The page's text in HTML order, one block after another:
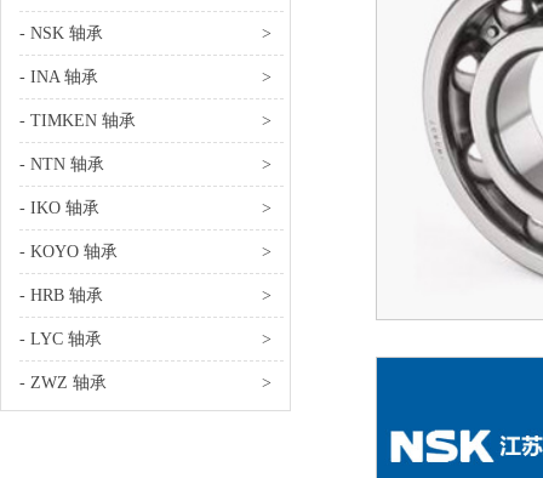
- NSK 轴承 >
- INA 轴承 >
- TIMKEN 轴承 >
- NTN 轴承 >
- IKO 轴承 >
- KOYO 轴承 >
- HRB 轴承 >
- LYC 轴承 >
- ZWZ 轴承 >